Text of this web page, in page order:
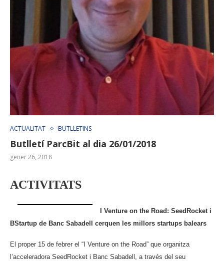
ACTUALITAT BUTLLETINS
Butlletí ParcBit al dia 26/01/2018
gener 26, 2018
ACTIVITATS
I Venture on the Road: SeedRocket i
BStartup de Banc Sabadell cerquen les millors startups balears
El proper 15 de febrer el “I Venture on the Road” que organitza
l’acceleradora SeedRocket i Banc Sabadell, a través del seu